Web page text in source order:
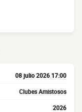
08 julio 2026 17:00
Clubes Amistosos
2026